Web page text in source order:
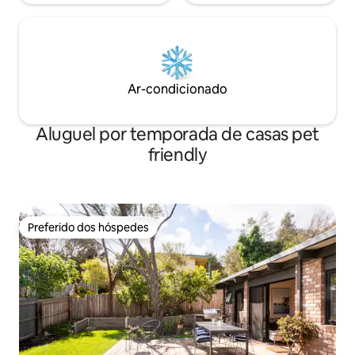
Ar-condicionado
Aluguel por temporada de casas pet
friendly
Preferido dos hóspedes
Preferido dos hóspedes